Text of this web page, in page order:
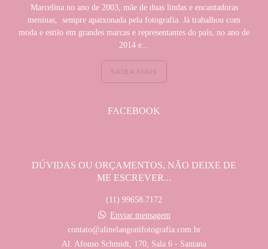
Marcelina no ano de 2003, mãe de duas lindas e encantadoras
meninas, sempre apaixonada pela fotografia. Já trabalhou com
moda e estilo em grandes marcas e representantes do país, no ano de
2014 e...
SAIBA MAIS
FACEBOOK
DÚVIDAS OU ORÇAMENTOS, NÃO DEIXE DE
ME ESCREVER...
(11) 99658.7172
Enviar mensagem
contato@alinelangonifotografia.com.br
Al. Afonso Schmidt, 170, Sala 6 - Santana